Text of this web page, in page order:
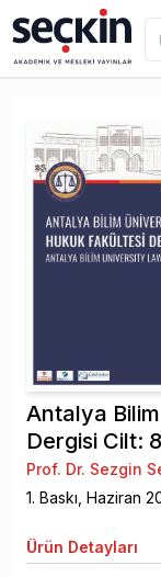
Antalya
Dergisi Cilt:
Prof. Dr. Sezgin
1. Baskı, Haziran
Ürün Detayları